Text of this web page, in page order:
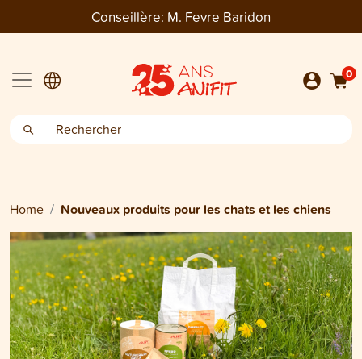
Conseillère: M. Fevre Baridon
0
Home Nouveaux produits pour les chats et les chiens